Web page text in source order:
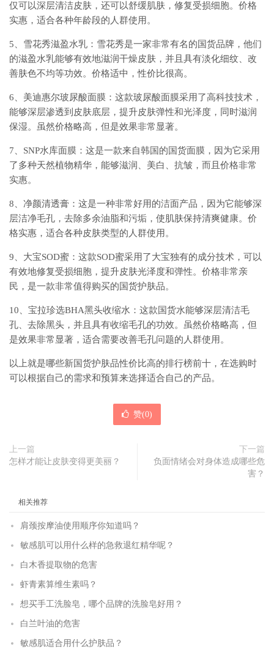
仅可以深层清洁皮肤，还可以舒缓肌肤，修复受损细胞。价格
实惠，适合各种年龄段的人群使用。
5、雪花秀滋盈水乳：雪花秀是一家非常有名的国货品牌，他们
的滋盈水乳能够有效地滋润干燥皮肤，并且具有淡化细纹、改
善肤色不均等功效。价格适中，性价比很高。
6、美迪惠尔玻尿酸面膜：这款玻尿酸面膜采用了高科技技术，
能够深层渗透到皮肤底层，提升皮肤弹性和光泽度，同时滋润
保湿。虽然价格略高，但是效果非常显著。
7、SNP水库面膜：这是一款来自韩国的国货面膜，因为它采用
了多种天然植物精华，能够滋润、美白、抗皱，而且价格非常
实惠。
8、净颜清透膏：这是一种非常好用的洁面产品，因为它能够深
层洁净毛孔，去除多余油脂和污垢，使肌肤保持清爽健康。价
格实惠，适合各种皮肤类型的人群使用。
9、大宝SOD蜜：这款SOD蜜采用了大宝独有的成分技术，可以
有效地修复受损细胞，提升皮肤光泽度和弹性。价格非常亲
民，是一款非常值得购买的国货护肤品。
10、宝拉珍选BHA黑头收缩水：这款国货水能够深层清洁毛
孔、去除黑头，并且具有收缩毛孔的功效。虽然价格略高，但
是效果非常显著，适合需要改善毛孔问题的人群使用。
以上就是哪些新国货护肤品性价比高的排行榜前十，在选购时
可以根据自己的需求和预算来选择适合自己的产品。
赞(0)
上一篇
怎样才能让皮肤变得更美丽？
下一篇
负面情绪会对身体造成哪些危
害？
相关推荐
肩颈按摩油使用顺序你知道吗？
敏感肌可以用什么样的急救退红精华呢？
白木香提取物的危害
虾青素算维生素吗？
想买手工洗脸皂，哪个品牌的洗脸皂好用？
白兰叶油的危害
敏感肌适合用什么护肤品？